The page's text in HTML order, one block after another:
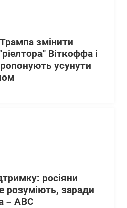
змінити
Віткоффа і
усунути
росіяни
розуміють, заради
– АВС